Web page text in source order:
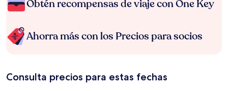
Obtén recompensas de viaje con One Key
Ahorra más con los Precios para socios
Consulta precios para estas fechas